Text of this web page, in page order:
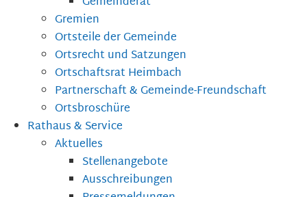
Gremien
Ortsteile der Gemeinde
Ortsrecht und Satzungen
Ortschaftsrat Heimbach
Partnerschaft & Gemeinde-Freundschaft
Ortsbroschüre
Rathaus & Service
Aktuelles
Stellenangebote
Ausschreibungen